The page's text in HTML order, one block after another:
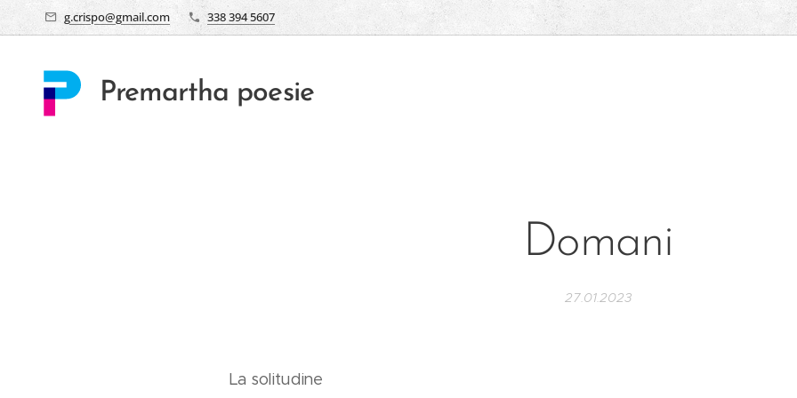
g.crispo@gmail.com 338 394 5607
Premartha poesie
Domani
27.01.2023
La solitudine